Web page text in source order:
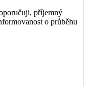
příjemný
o průběhu